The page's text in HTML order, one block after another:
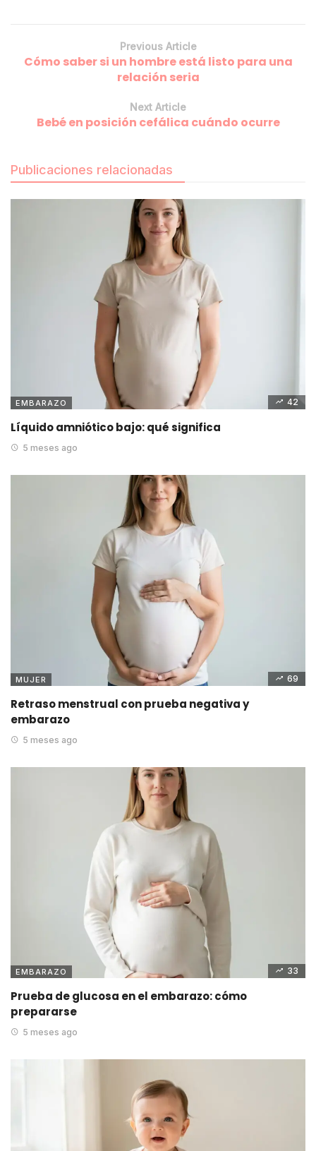
Previous Article
Cómo saber si un hombre está listo para una
relación seria
Next Article
Bebé en posición cefálica cuándo ocurre
Publicaciones relacionadas
EMBARAZO 42
Líquido amniótico bajo: qué significa
5 meses ago
MUJER 69
Retraso menstrual con prueba negativa y
embarazo
5 meses ago
EMBARAZO 33
Prueba de glucosa en el embarazo: cómo
prepararse
5 meses ago